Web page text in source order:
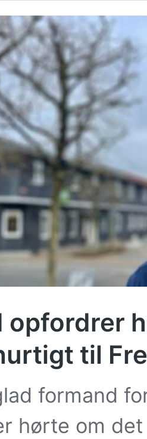
opfordrer
til
formand
hørte om